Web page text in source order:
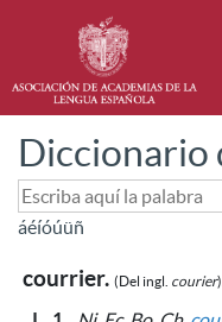
Diccionario
áéíóúüñ
courrier. (Del ingl. courier).